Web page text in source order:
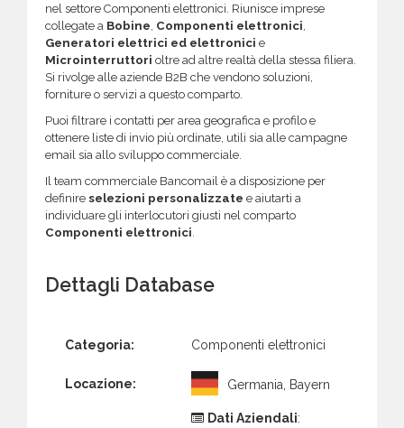
nel settore Componenti elettronici. Riunisce imprese
collegate a Bobine, Componenti elettronici,
Generatori elettrici ed elettronici e
Microinterruttori oltre ad altre realtà della stessa filiera.
Si rivolge alle aziende B2B che vendono soluzioni,
forniture o servizi a questo comparto.
Puoi filtrare i contatti per area geografica e profilo e
ottenere liste di invio più ordinate, utili sia alle campagne
email sia allo sviluppo commerciale.
Il team commerciale Bancomail è a disposizione per
definire selezioni personalizzate e aiutarti a
individuare gli interlocutori giusti nel comparto
Componenti elettronici.
Dettagli Database
Categoria: Componenti elettronici
Locazione: Germania, Bayern
Dati Aziendali: